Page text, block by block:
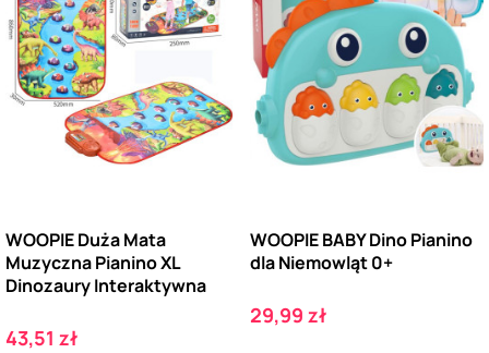
WOOPIE Duża Mata
Muzyczna Pianino XL
Dinozaury Interaktywna
Cena
43,51 zł
WOOPIE BABY Dino Pianino
dla Niemowląt 0+
Cena
29,99 zł